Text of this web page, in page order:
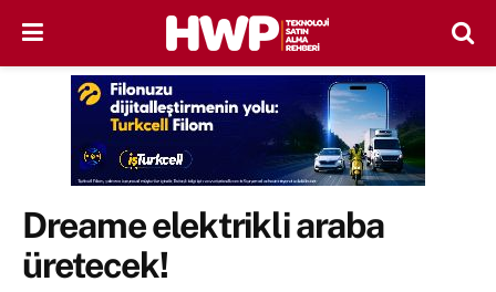
Dreame elektrikli araba
üretecek!